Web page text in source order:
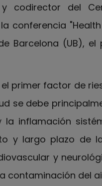
codirector del
la conferencia
Barcelona (UB),
primer factor de
se debe
inflamación
y largo plazo de
y
contaminación del